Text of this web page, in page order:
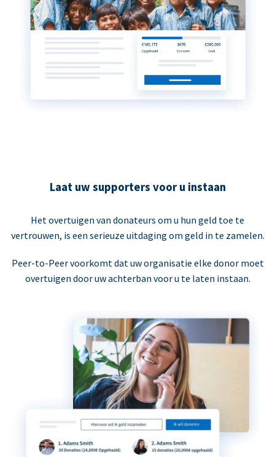
Laat uw supporters voor u instaan
Het overtuigen van donateurs om u hun geld toe te
vertrouwen, is een serieuze uitdaging om geld in te zamelen.
Peer-to-Peer voorkomt dat uw organisatie elke donor moet
overtuigen door uw achterban voor u te laten instaan.